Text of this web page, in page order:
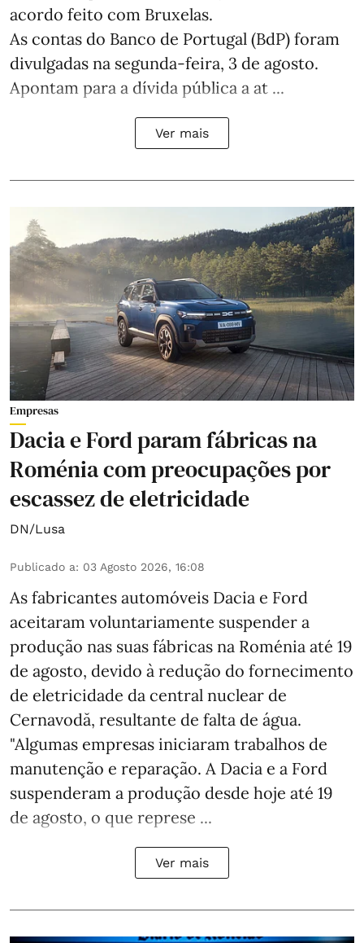
acordo feito com Bruxelas.
As contas do Banco de Portugal (BdP) foram
divulgadas na segunda-feira, 3 de agosto.
Apontam para a dívida pública a at ...
Ver mais
Empresas
Dacia e Ford param fábricas na
Roménia com preocupações por
escassez de eletricidade
DN/Lusa
Publicado a: 03 Agosto 2026, 16:08
As fabricantes automóveis Dacia e Ford
aceitaram voluntariamente suspender a
produção nas suas fábricas na Roménia até 19
de agosto, devido à redução do fornecimento
de eletricidade da central nuclear de
Cernavodă, resultante de falta de água.
"Algumas empresas iniciaram trabalhos de
manutenção e reparação. A Dacia e a Ford
suspenderam a produção desde hoje até 19
de agosto, o que represe ...
Ver mais